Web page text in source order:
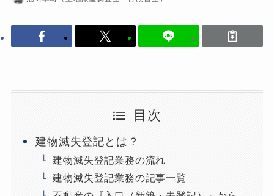
目次
建物滅失登記とは？
建物滅失登記業務の流れ
建物滅失登記業務の記事一覧